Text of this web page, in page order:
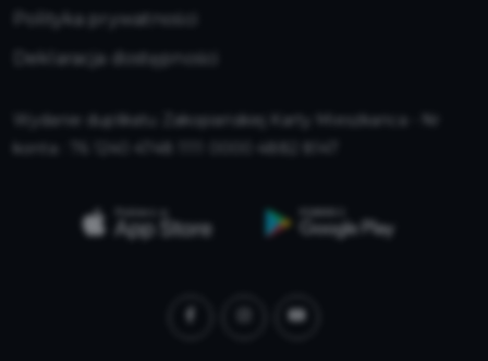
Polityka prywatności
Deklaracja dostępności
Wydanie duplikatu Zakopiańskiej Karty Mieszkańca - Nr